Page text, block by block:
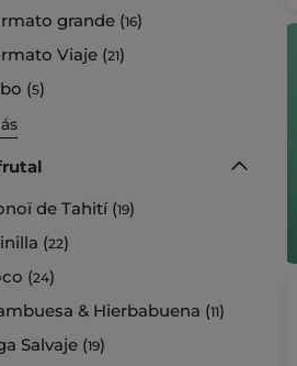
grande (16)
Viaje (21)
(5)
de Tahití(19)
(22)
(24)
& Hierbabuena (11)
Salvaje (19)